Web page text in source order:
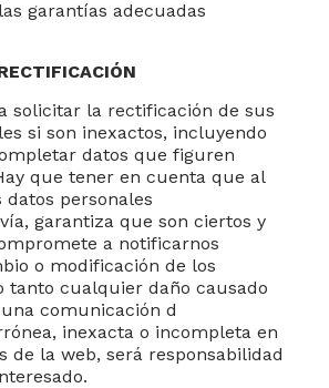
garantías adecuadas
solicitar la rectificación de sus
si son inexactos, incluyendo
datos que figuren
que tener en cuenta que al
personales
garantiza que son ciertos y
a notificarnos
o modificación de los
tanto cualquier daño causado
comunicación d
inexacta o incompleta en
de la web, será responsabilidad